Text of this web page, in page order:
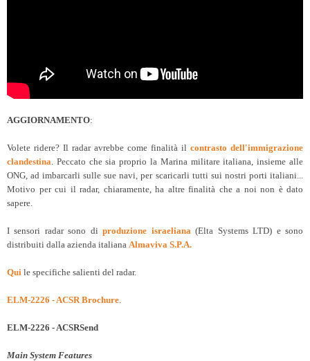
AGGIORNAMENTO:
Volete ridere? Il radar avrebbe come finalità il contrasto dell'immigrazione
clandestina . Peccato che sia proprio la Marina militare italiana, insieme alle
ONG, ad imbarcarli sulle sue navi, per scaricarli tutti sui nostri porti italiani...
Motivo per cui il radar, chiaramente, ha altre finalità che a noi non è dato
sapere.
I sensori radar sono diproduzione israeliana (Elta Systems LTD) e sono
distribuiti dalla azienda italiana Almaviva S.P.A.
Qui le specifiche salienti del radar.
ELM-2226 - ACSR Brochure
ELM-2226 - ACSRSend
Main System Features